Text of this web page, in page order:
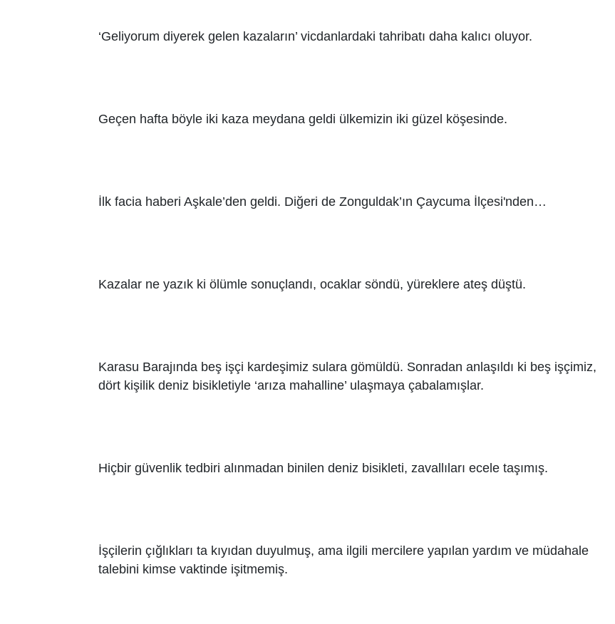
‘Geliyorum diyerek gelen kazaların’ vicdanlardaki tahribatı daha kalıcı oluyor.
Geçen hafta böyle iki kaza meydana geldi ülkemizin iki güzel köşesinde.
İlk facia haberi Aşkale’den geldi. Diğeri de Zonguldak’ın Çaycuma İlçesi'nden…
Kazalar ne yazık ki ölümle sonuçlandı, ocaklar söndü, yüreklere ateş düştü.
Karasu Barajında beş işçi kardeşimiz sulara gömüldü. Sonradan anlaşıldı ki beş işçimiz,
dört kişilik deniz bisikletiyle ‘arıza mahalline’ ulaşmaya çabalamışlar.
Hiçbir güvenlik tedbiri alınmadan binilen deniz bisikleti, zavallıları ecele taşımış.
İşçilerin çığlıkları ta kıyıdan duyulmuş, ama ilgili mercilere yapılan yardım ve müdahale
talebini kimse vaktinde işitmemiş.